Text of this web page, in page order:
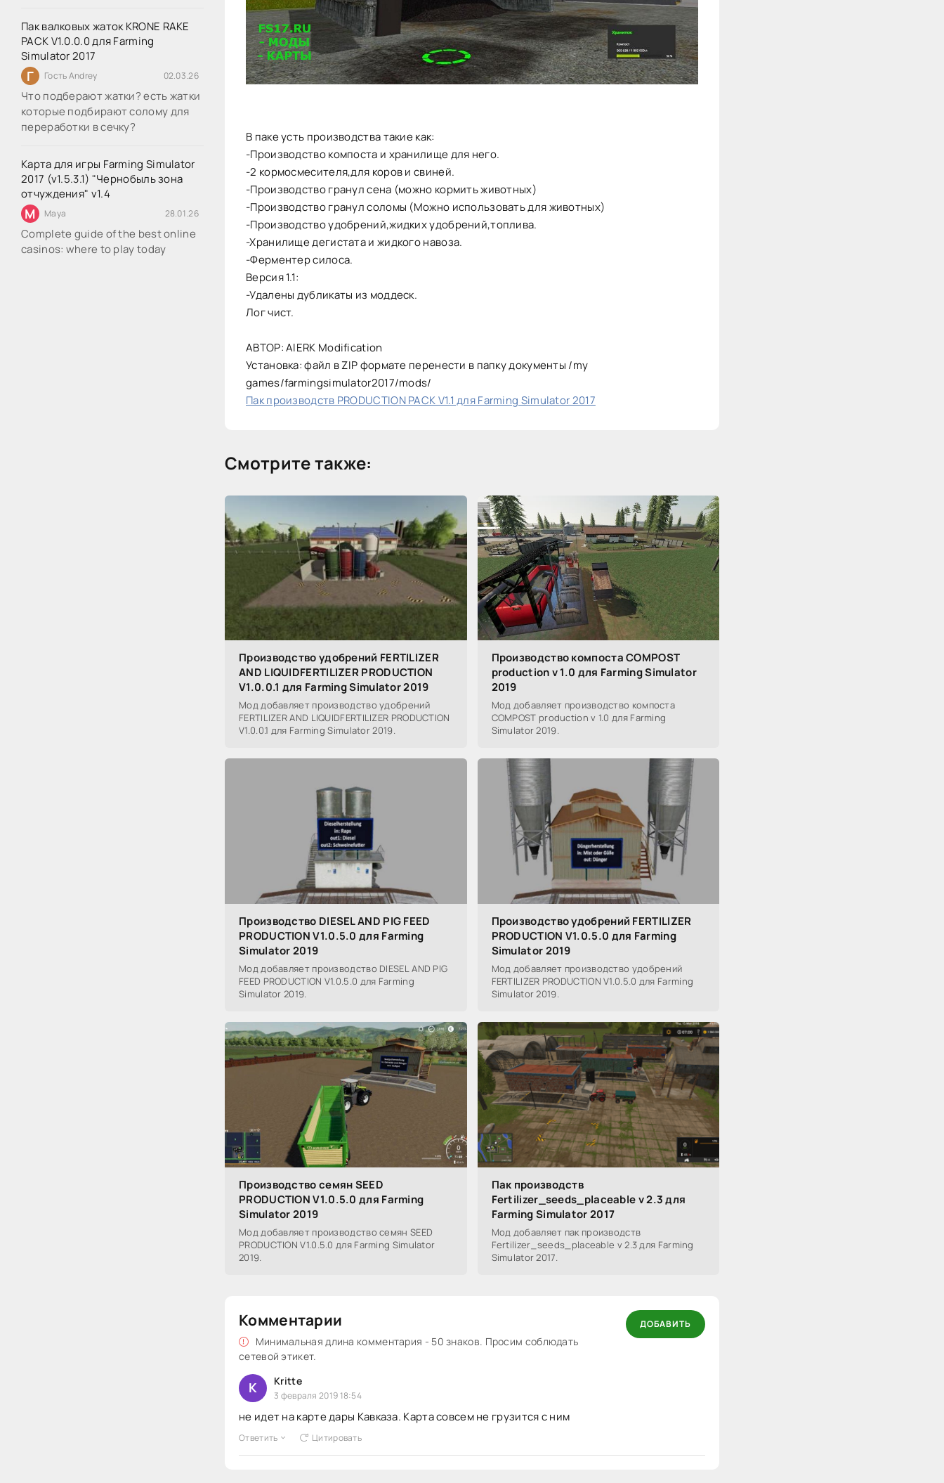
Пак валковых жаток KRONE RAKE
PACK V1.0.0.0 для Farming
Simulator 2017
Г Гость Andrey 02.03.26
Что подберают жатки? есть жатки
которые подбирают солому для
переработки в сечку?
Карта для игры Farming Simulator
2017 (v1.5.3.1) "Чернобыль зона
отчуждения" v1.4
M Maya 28.01.26
Complete guide of the best online
casinos: where to play today
В паке усть производства такие как:
-Производство компоста и хранилище для него.
-2 кормосмесителя,для коров и свиней.
-Производство гранул сена (можно кормить животных)
-Производство гранул соломы (Можно использовать для животных)
-Производство удобрений,жидких удобрений,топлива.
-Хранилище дегистата и жидкого навоза.
-Ферментер силоса.
Версия 1.1:
-Удалены дубликаты из моддеск.
Лог чист.
АВТОР: AlERK Modification
Установка: файл в ZIP формате перенести в папку документы /my
games/farmingsimulator2017/mods/
Пак производств PRODUCTION PACK V1.1 для Farming Simulator 2017
Смотрите также:
Производство удобрений FERTILIZER
AND LIQUIDFERTILIZER PRODUCTION
V1.0.0.1 для Farming Simulator 2019
Мод добавляет производство удобрений
FERTILIZER AND LIQUIDFERTILIZER PRODUCTION
V1.0.0.1 для Farming Simulator 2019.
Производство компоста COMPOST
production v 1.0 для Farming Simulator
2019
Мод добавляет производство компоста
COMPOST production v 1.0 для Farming
Simulator 2019.
Производство DIESEL AND PIG FEED
PRODUCTION V1.0.5.0 для Farming
Simulator 2019
Мод добавляет производство DIESEL AND PIG
FEED PRODUCTION V1.0.5.0 для Farming
Simulator 2019.
Производство удобрений FERTILIZER
PRODUCTION V1.0.5.0 для Farming
Simulator 2019
Мод добавляет производство удобрений
FERTILIZER PRODUCTION V1.0.5.0 для Farming
Simulator 2019.
Производство семян SEED
PRODUCTION V1.0.5.0 для Farming
Simulator 2019
Мод добавляет производство семян SEED
PRODUCTION V1.0.5.0 для Farming Simulator
2019.
Пак производств
Fertilizer_seeds_placeable v 2.3 для
Farming Simulator 2017
Мод добавляет пак производств
Fertilizer_seeds_placeable v 2.3 для Farming
Simulator 2017.
Комментарии
Минимальная длина комментария - 50 знаков. Просим соблюдать
сетевой этикет.
ДОБАВИТЬ
K Kritte
3 февраля 2019 18:54
не идет на карте дары Кавказа. Карта совсем не грузится с ним
Ответить Цитировать